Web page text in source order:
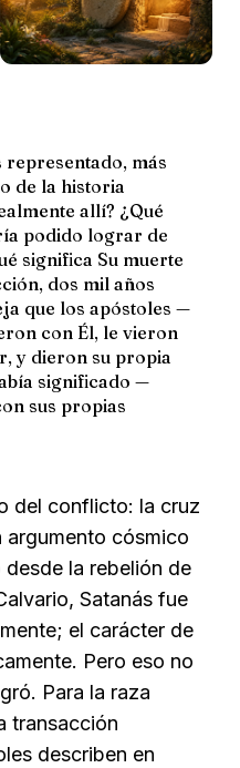
representado, más
de la historia
allí? ¿Qué
podido lograr de
significa Su muerte
dos mil años
que los apóstoles —
con Él, le vieron
y dieron su propia
significado —
sus propias
del conflicto: la cruz
argumento cósmico
la rebelión de
Satanás fue
el carácter de
Pero eso no
Para la raza
transacción
describen en